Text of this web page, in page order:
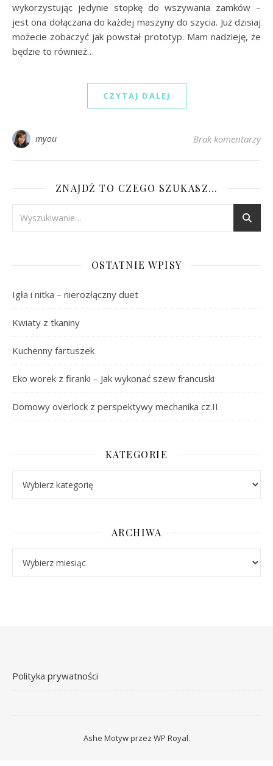
wykorzystując jedynie stopkę do wszywania zamków –
jest ona dołączana do każdej maszyny do szycia. Już dzisiaj
możecie zobaczyć jak powstał prototyp. Mam nadzieję, że
będzie to również…
CZYTAJ DALEJ
myou Brak komentarzy
ZNAJDŹ TO CZEGO SZUKASZ…
OSTATNIE WPISY
Igła i nitka – nierozłączny duet
Kwiaty z tkaniny
Kuchenny fartuszek
Eko worek z firanki – Jak wykonać szew francuski
Domowy overlock z perspektywy mechanika cz.II
KATEGORIE
ARCHIWA
Polityka prywatności
Ashe Motyw przez WP Royal.